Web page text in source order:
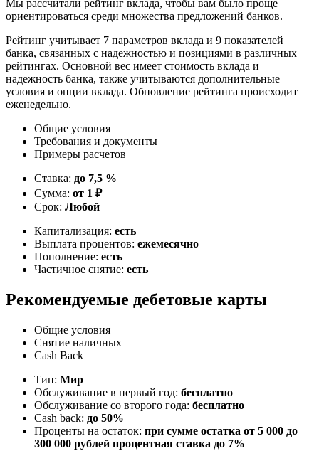
Мы рассчитали рейтинг вклада, чтобы вам было проще
ориентироваться среди множества предложений банков.
Рейтинг учитывает 7 параметров вклада и 9 показателей
банка, связанных с надежностью и позициями в различных
рейтингах. Основной вес имеет стоимость вклада и
надежность банка, также учитываются дополнительные
условия и опции вклада. Обновление рейтинга происходит
еженедельно.
Общие условия
Требования и документы
Примеры расчетов
Ставка: до 7,5 %
Сумма: от 1 ₽
Срок: Любой
Капитализация: есть
Выплата процентов: ежемесячно
Пополнение: есть
Частичное снятие: есть
Рекомендуемые дебетовые карты
Общие условия
Снятие наличных
Cash Back
Тип: Мир
Обслуживание в первый год: бесплатно
Обслуживание со второго года: бесплатно
Cash back: до 50%
Проценты на остаток: при сумме остатка от 5 000 до
300 000 рублей процентная ставка до 7%